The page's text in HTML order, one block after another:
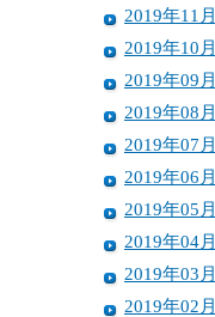
2019年11月
2019年10月
2019年09月
2019年08月
2019年07月
2019年06月
2019年05月
2019年04月
2019年03月
2019年02月